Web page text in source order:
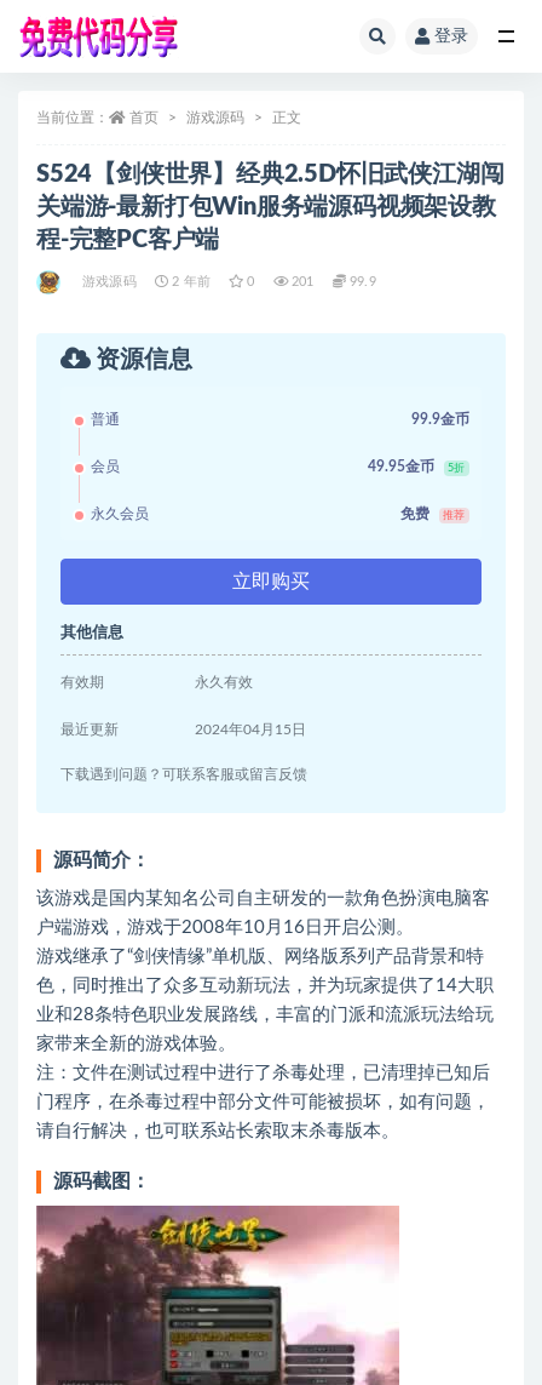
登录
当前位置： 首页 游戏源码 正文
S524【剑侠世界】经典2.5D怀旧武侠江湖闯
关端游-最新打包Win服务端源码视频架设教
程-完整PC客户端
游戏源码 2 年前 0 201 99.9
资源信息
普通 99.9金币
会员 49.95金币 5折
永久会员 免费 推荐
立即购买
其他信息
有效期 永久有效
最近更新 2024年04月15日
下载遇到问题？可联系客服或留言反馈
源码简介：
该游戏是国内某知名公司自主研发的一款角色扮演电脑客
户端游戏，游戏于2008年10月16日开启公测。
游戏继承了“剑侠情缘”单机版、网络版系列产品背景和特
色，同时推出了众多互动新玩法，并为玩家提供了14大职
业和28条特色职业发展路线，丰富的门派和流派玩法给玩
家带来全新的游戏体验。
注：文件在测试过程中进行了杀毒处理，已清理掉已知后
门程序，在杀毒过程中部分文件可能被损坏，如有问题，
请自行解决，也可联系站长索取末杀毒版本。
源码截图：